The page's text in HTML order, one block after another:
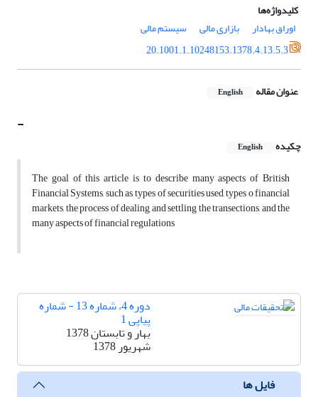
کلیدواژه‌ها
اوراق بهادار
بازاری مالی
سیستم مالی
20.1001.1.10248153.1378.4.13.5.3
عنوان مقاله English
-
چکیده English
The goal of this article is to describe many aspects of British
Financial Systems, such as, types of securities used, types o financial
markets, the process of dealing and settling the transections, and the
many aspects of financial regulations
دوره 4، شماره 13 - شماره
پیاپی 1
بهار و تابستان 1378
شهریور 1378
فایل ها